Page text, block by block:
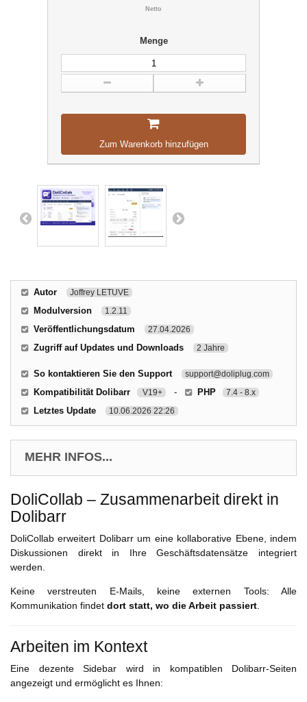
Netto
Menge
Zum Warenkorb hinzufügen
Autor Joffrey LETUVE
Modulversion 1.2.11
Veröffentlichungsdatum 27.04.2026
Zugriff auf Updates und Downloads 2 Jahre
So kontaktieren Sie den Support support@doliplug.com
Kompatibilität Dolibarr V19+ - PHP 7.4 - 8.x
Letztes Update 10.06.2026 22:26
MEHR INFOS...
DoliCollab – Zusammenarbeit direkt in
Dolibarr
DoliCollab erweitert Dolibarr um eine kollaborative Ebene, indem
Diskussionen direkt in Ihre Geschäftsdatensätze integriert
werden.
Keine verstreuten E-Mails, keine externen Tools: Alle
Kommunikation findet dort statt, wo die Arbeit passiert.
Arbeiten im Kontext
Eine dezente Sidebar wird in kompatiblen Dolibarr-Seiten
angezeigt und ermöglicht es Ihnen: